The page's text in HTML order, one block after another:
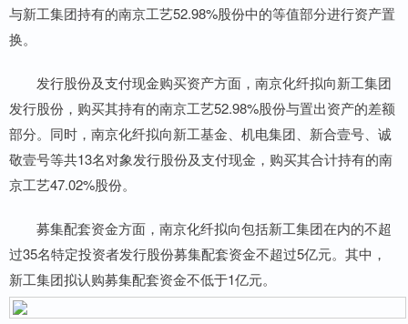
与新工集团持有的南京工艺52.98%股份中的等值部分进行资产置
换。
发行股份及支付现金购买资产方面，南京化纤拟向新工集团
发行股份，购买其持有的南京工艺52.98%股份与置出资产的差额
部分。同时，南京化纤拟向新工基金、机电集团、新合壹号、诚
敬壹号等共13名对象发行股份及支付现金，购买其合计持有的南
京工艺47.02%股份。
募集配套资金方面，南京化纤拟向包括新工集团在内的不超
过35名特定投资者发行股份募集配套资金不超过5亿元。其中，
新工集团拟认购募集配套资金不低于1亿元。